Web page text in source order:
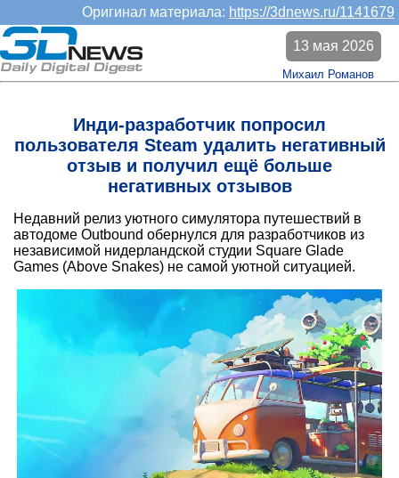
Оригинал материала: https://3dnews.ru/1141679
Инди-разработчик попросил
пользователя Steam удалить негативный
отзыв и получил ещё больше
негативных отзывов
13 мая 2026
Михаил Романов
Недавний релиз уютного симулятора путешествий в
автодоме Outbound обернулся для разработчиков из
независимой нидерландской студии Square Glade
Games (Above Snakes) не самой уютной ситуацией.